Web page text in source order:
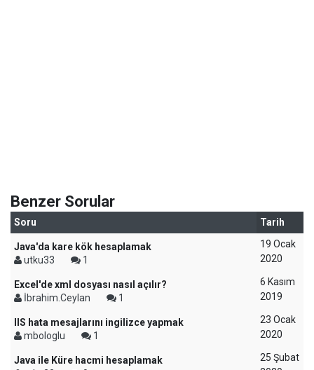
Benzer Sorular
Soru Tarih
Java'da kare kök hesaplamak
utku33
1
19 Ocak
2020
Excel'de xml dosyası nasıl açılır?
İbrahim.Ceylan
1
6 Kasım
2019
IIS hata mesajlarını ingilizce yapmak
mbologlu
1
23 Ocak
2020
Java ile Küre hacmi hesaplamak
25 Şubat